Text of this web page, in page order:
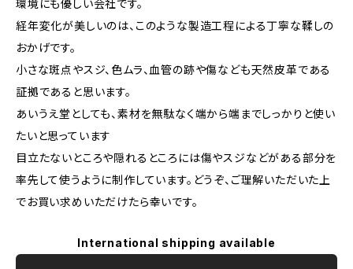
環境にも優しい会社です。
経年変化が美しいのは、このような製造工程による丁寧な鞣しの
おかげです。
小さな斑点やスジ、色ムラ、血管の跡や傷なども天然皮革である
証拠であると思います。
あいうえ堂としても、素材を無駄なく端から端までしっかりと使い
たいと思っています
目立たないところや隠れるところには傷やスジなどがある部分を
率先して使うように制作しています。どうぞ、ご理解いただいた上
でお買い求めいただけたら幸いです。
International shipping available